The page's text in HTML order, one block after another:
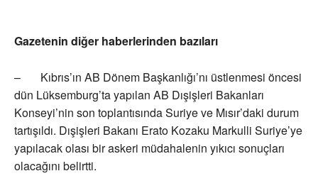
Gazetenin diğer haberlerinden bazıları
– Kıbrıs’ın AB Dönem Başkanlığı’nı üstlenmesi öncesi
dün Lüksemburg’ta yapılan AB Dışişleri Bakanları
Konseyi’nin son toplantısında Suriye ve Mısır’daki durum
tartışıldı. Dışişleri Bakanı Erato Kozaku Markulli Suriye’ye
yapılacak olası bir askeri müdahalenin yıkıcı sonuçları
olacağını belirtti.